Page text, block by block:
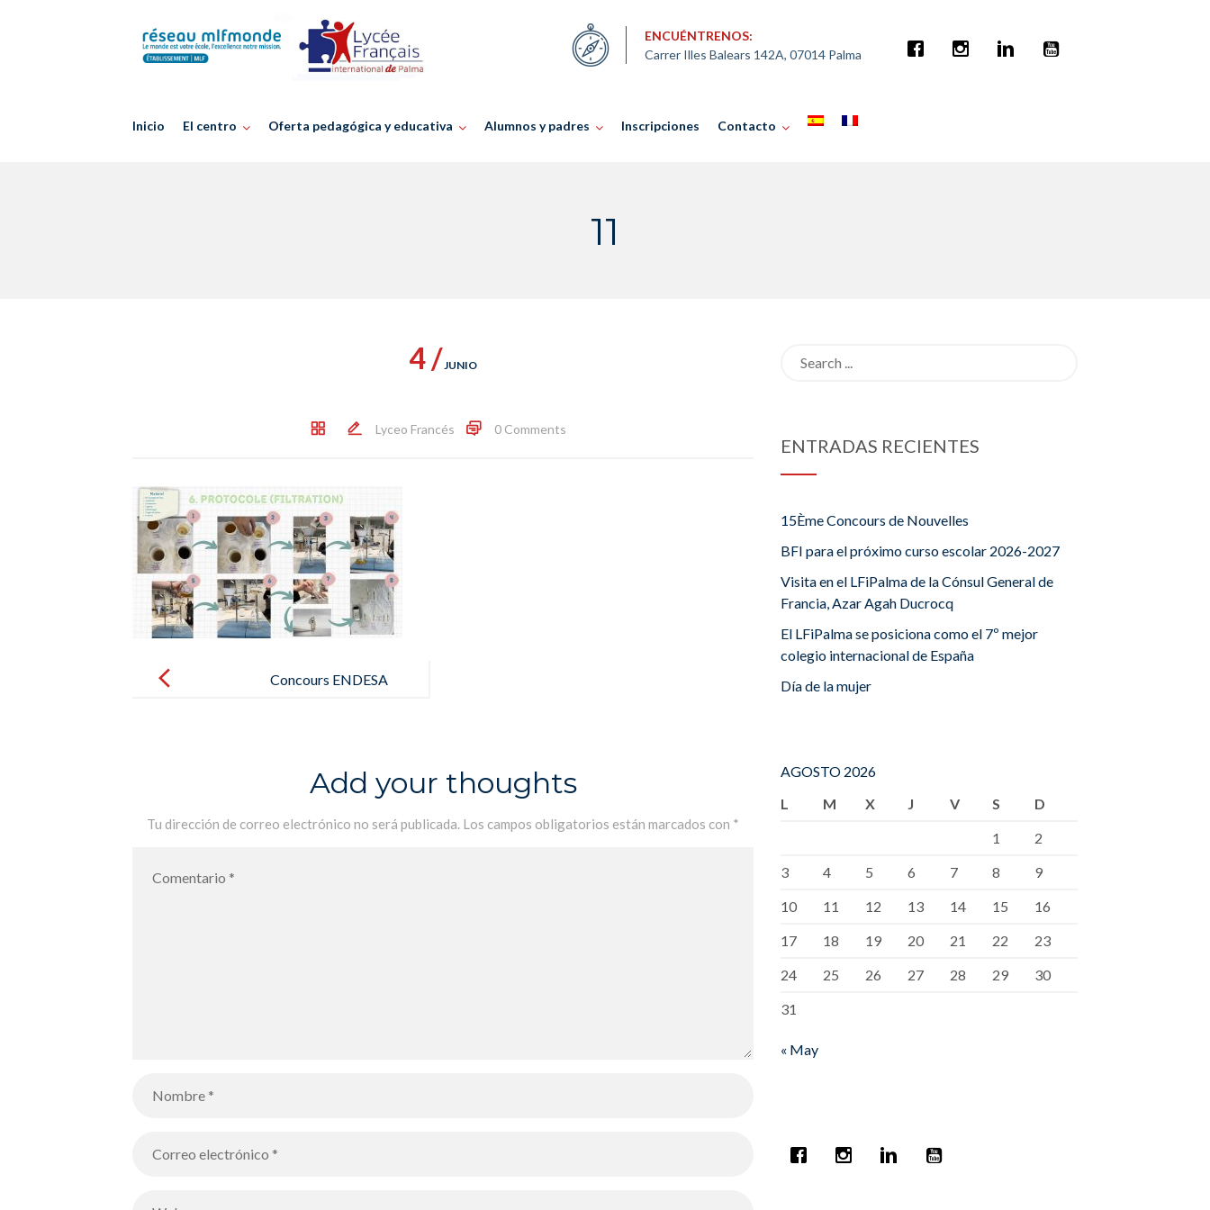
ENCUÉNTRENOS:
Carrer Illes Balears 142A, 07014 Palma
Inicio El centro Oferta pedagógica y educativa Alumnos y padres Inscripciones Contacto
11
4 /JUNIO
Lyceo Francés 0 Comments
navigation
Concours ENDESA
Add your thoughts
Tu dirección de correo electrónico no será publicada. Los campos obligatorios están marcados con *
ENTRADAS RECIENTES
15Ème Concours de Nouvelles
BFI para el próximo curso escolar 2026-2027
Visita en el LFiPalma de la Cónsul General de
Francia, Azar Agah Ducrocq
El LFiPalma se posiciona como el 7º mejor
colegio internacional de España
Día de la mujer
AGOSTO 2026
L
M X J V S
D
1
2
3
4 5 6 7 8
9
10
11 12 13 14 15
16
17
18 19 20 21 22
23
24
25 26 27 28 29
30
31
« May